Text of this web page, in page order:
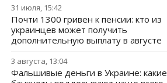
31 июля, 15:42
Почти 1300 гривен к пенсии: кто из
украинцев может получить
дополнительную выплату в августе
3 августа, 13:04
Фальшивые деньги в Украине: какие